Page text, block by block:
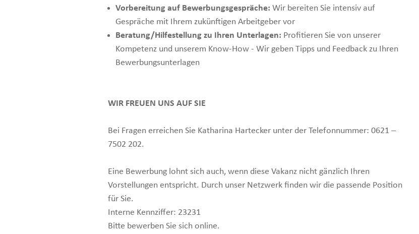
Vorbereitung auf Bewerbungsgespräche: Wir bereiten Sie intensiv auf
Gespräche mit Ihrem zukünftigen Arbeitgeber vor
Beratung/Hilfestellung zu Ihren Unterlagen: Profitieren Sie von unserer
Kompetenz und unserem Know-How - Wir geben Tipps und Feedback zu Ihren
Bewerbungsunterlagen
WIR FREUEN UNS AUF SIE
Bei Fragen erreichen Sie Katharina Hartecker unter der Telefonnummer: 0621 –
7502 202.
Eine Bewerbung lohnt sich auch, wenn diese Vakanz nicht gänzlich Ihren
Vorstellungen entspricht. Durch unser Netzwerk finden wir die passende Position
für Sie.
Interne Kennziffer: 23231
Bitte bewerben Sie sich online.